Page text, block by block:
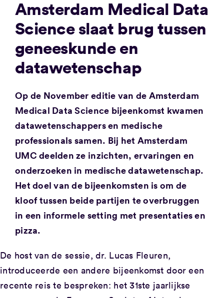
Amsterdam Medical Data
Science slaat brug tussen
geneeskunde en
datawetenschap
Op de November editie van de Amsterdam
Medical Data Science bijeenkomst kwamen
datawetenschappers en medische
professionals samen. Bij het Amsterdam
UMC deelden ze inzichten, ervaringen en
onderzoeken in medische datawetenschap.
Het doel van de bijeenkomsten is om de
kloof tussen beide partijen te overbruggen
in een informele setting met presentaties en
pizza.
De host van de sessie, dr. Lucas Fleuren,
introduceerde een andere bijeenkomst door een
recente reis te bespreken: het 31ste jaarlijkse